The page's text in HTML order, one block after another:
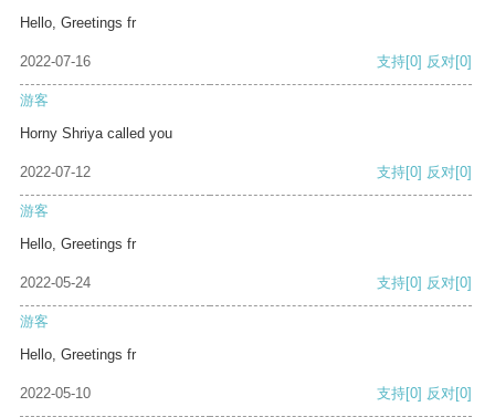
Hello, Greetings fr
2022-07-16 支持[0] 反对[0]
游客
Horny Shriya called you
2022-07-12 支持[0] 反对[0]
游客
Hello, Greetings fr
2022-05-24 支持[0] 反对[0]
游客
Hello, Greetings fr
2022-05-10 支持[0] 反对[0]